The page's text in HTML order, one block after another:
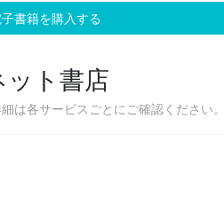
子書籍を購入する
ット書店
は各サービスごとにご確認ください。